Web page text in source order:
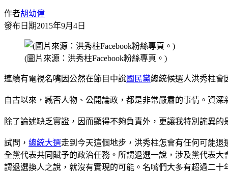
作者胡幼偉
發布日期2015年9月4日
(圖片來源：洪秀柱Facebook粉絲專頁。)
連續有電視名嘴因公然在節目中說國民黨總統候選人洪秀柱會
自古以來，臧否人物、公開論政，都是非常嚴肅的事情。資
除了論述缺乏實證，因而顯得不夠負責外，更讓我特別詫異
試問， 總統大選走到今天這個地步，洪秀柱怎會有任何可能
全黨代表共同賦予的政治任務。所謂退選一說，涉及黨代表
謂退選換人之說，就沒有實現的可能。名嘴們大多有超過二